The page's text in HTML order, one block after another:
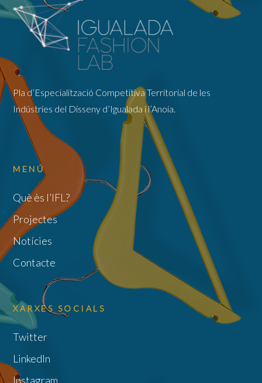
Pla d’Especialització Competitiva Territorial de les
Indústries del Disseny d’Igualada i l’Anoia.
MENÚ
Què ès l’IFL?
Projectes
Notícies
Contacte
XARXES SOCIALS
Twitter
LinkedIn
Instagram